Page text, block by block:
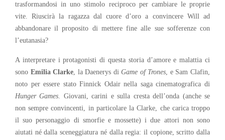
trasformandosi in uno stimolo reciproco per cambiare le proprie
vite. Riuscirà la ragazza dal cuore d’oro a convincere Will ad
abbandonare il proposito di mettere fine alle sue sofferenze con
l’eutanasia?
A interpretare i protagonisti di questa storia d’amore e malattia ci
sono Emilia Clarke, la Daenerys diGame of Trones, e Sam Clafin,
noto per essere stato Finnick Odair nella saga cinematografica di
Hunger Games. Giovani, carini e sulla cresta dell’onda (anche se
non sempre convincenti, in particolare la Clarke, che carica troppo
il suo personaggio di smorfie e mossette) i due attori non sono
aiutati né dalla sceneggiatura né dalla regia: il copione, scritto dalla